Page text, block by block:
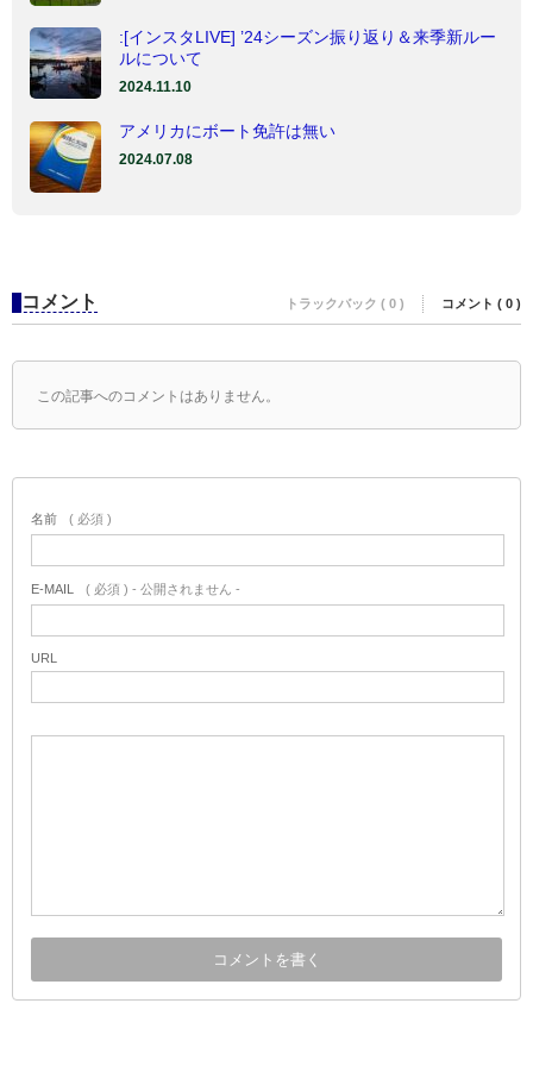
:[インスタLIVE] ’24シーズン振り返り＆来季新ルー
ルについて
2024.11.10
アメリカにボート免許は無い
2024.07.08
コメント トラックバック ( 0 ) コメント ( 0 )
この記事へのコメントはありません。
名前 ( 必須 )
E-MAIL ( 必須 ) - 公開されません -
URL